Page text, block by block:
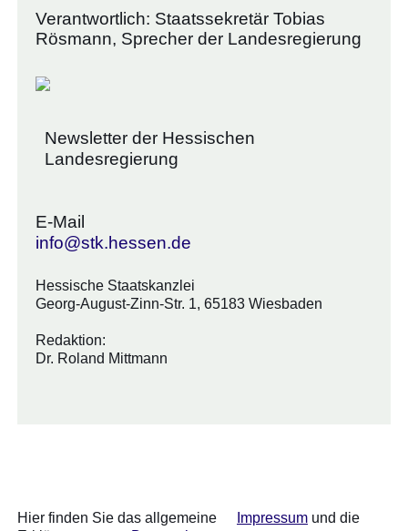
Verantwortlich: Staatssekretär Tobias
Rösmann, Sprecher der Landesregierung
Newsletter der Hessischen
Landesregierung
E-Mail
info@stk.hessen.de
Hessische Staatskanzlei
Georg-August-Zinn-Str. 1, 65183 Wiesbaden
Redaktion:
Dr. Roland Mittmann
Hier finden Sie das allgemeine Impressumund die